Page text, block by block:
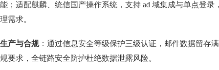
能；适配麒麟、统信国产操作系统，支持 ad 域集成与单点登录
理需求。
生产与合规：通过信息安全等级保护三级认证，邮件数据留存
规要求，全链路安全防护杜绝数据泄露风险。